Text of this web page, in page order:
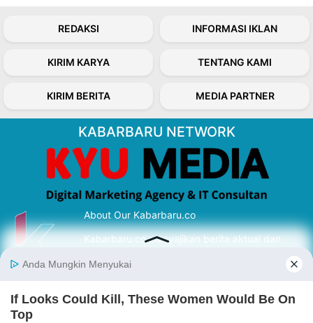
REDAKSI INFORMASI IKLAN
KIRIM KARYA TENTANG KAMI
KIRIM BERITA MEDIA PARTNER
KABARBARU NETWORK
About Our Kabarbaru.co
Kabarbaru.co menyajikan berita aktual dan
serta terverifikasi dari sumber yang tepat.
Follow Kabarbaru